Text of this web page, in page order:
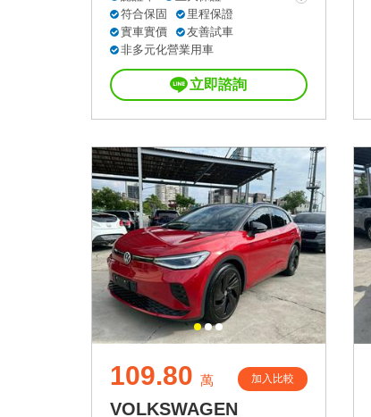
符合保固
里程保證
實車實價
友善試車
非多元化營業用車
立即諮詢
109.80 萬 加入比較
VOLKSWAGEN